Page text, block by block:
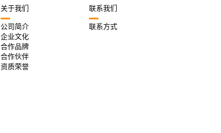
关于我们
公司简介
企业文化
合作品牌
合作伙伴
资质荣誉
联系我们
联系方式